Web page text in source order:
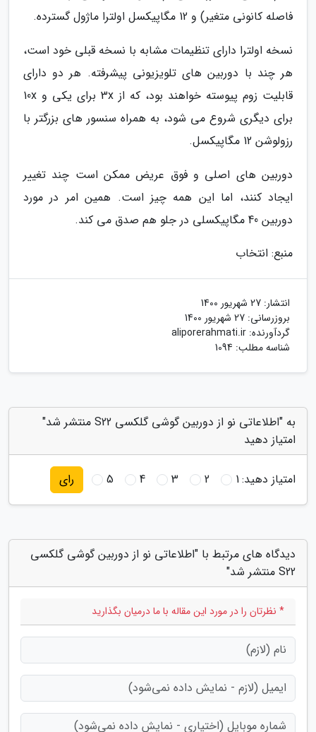
فاصله کانونی متغیر) و 12 مگاپیکسل اولترا ماژول گسترده.
نسخه اولترا دارای تنظیمات مشابه با نسخه قبلی خود است،
هر چند با دوربین های تلویزیونی پیشرفته. هر دو دارای
قابلیت زوم پیوسته خواهند بود، که از 3x برای یکی و 10x
برای دیگری شروع می شود، به همراه سنسور های بزرگتر با
رزولوشن 12 مگاپیکسل.
دوربین های اصلی و فوق عریض ممکن است چند تغییر
ایجاد کنند، اما این همه چیز است. همین امر در مورد
دوربین 40 مگاپیکسلی در جلو هم صدق می کند.
منبع: انتخاب
انتشار: 27 شهریور 1400
بروزرسانی: 27 شهریور 1400
گردآورنده: aliporerahmati.ir
شناسه مطلب: 1094
به "اطلاعاتی نو از دوربین گوشی گلکسی S22 منتشر شد"
امتیاز دهید
امتیاز دهید:1
2
3
4
5 رای
دیدگاه های مرتبط با "اطلاعاتی نو از دوربین گوشی گلکسی
S22 منتشر شد"
* نظرتان را در مورد این مقاله با ما درمیان بگذارید